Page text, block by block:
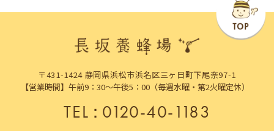
〒431-1424 静岡県浜松市浜名区三ヶ日町下尾奈97-1
【営業時間】午前9：30～午後5：00（毎週水曜・第2火曜定休）
TEL：0120-40-1183